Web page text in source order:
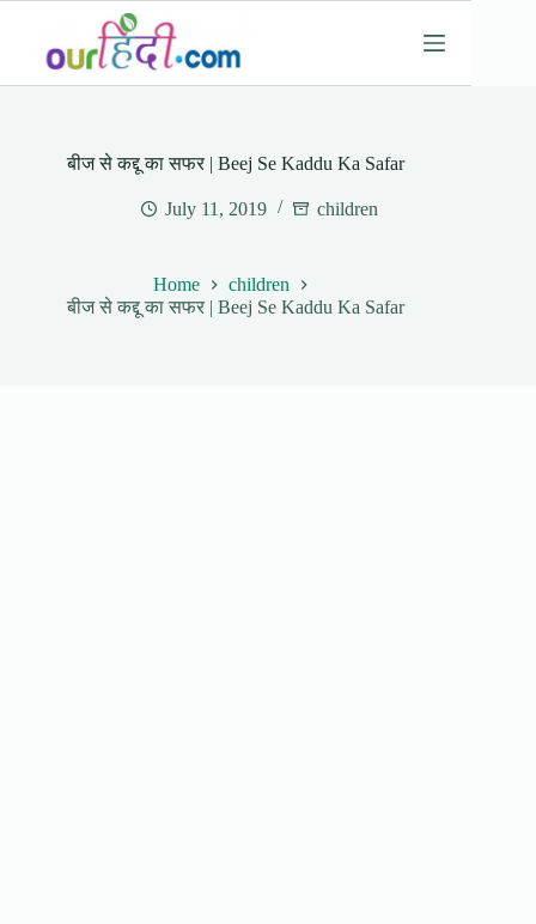
content
बीज से कद्दू का सफर | Beej Se Kaddu Ka Safar
July 11, 2019 children
Home
children
बीज से कद्दू का सफर | Beej Se Kaddu Ka Safar